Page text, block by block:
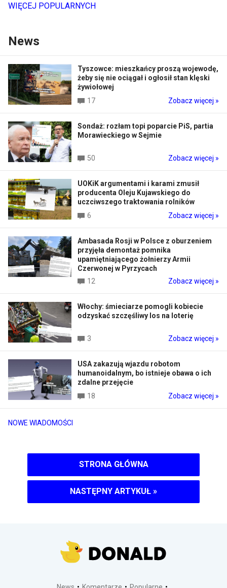
WIĘCEJ POPULARNYCH
News
NOWE WIADOMOŚCI
Tyszowce: mieszkańcy proszą wojewodę,
żeby się nie ociągał i ogłosił stan klęski
żywiołowej
17
Zobacz więcej »
Sondaż: rozłam topi poparcie PiS, partia
Morawieckiego w Sejmie
50 Zobacz więcej »
UOKiK argumentami i karami zmusił
producenta Oleju Kujawskiego do
uczciwszego traktowania rolników
6
Zobacz więcej »
Ambasada Rosji w Polsce z oburzeniem
przyjęła demontaż pomnika
upamiętniającego żołnierzy Armii
Czerwonej w Pyrzycach
12
Zobacz więcej »
Włochy: śmieciarze pomogli kobiecie
odzyskać szczęśliwy los na loterię
3 Zobacz więcej »
USA zakazują wjazdu robotom
humanoidalnym, bo istnieje obawa o ich
zdalne przejęcie
18
Zobacz więcej »
STRONA GŁÓWNA
NASTĘPNY ARTYKUŁ »